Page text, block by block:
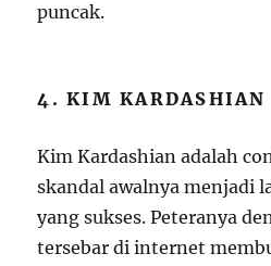
puncak.
4. KIM KARDASHIAN
Kim Kardashian adalah
skandal awalnya menjadi
yang sukses. Peteranya
tersebar di internet